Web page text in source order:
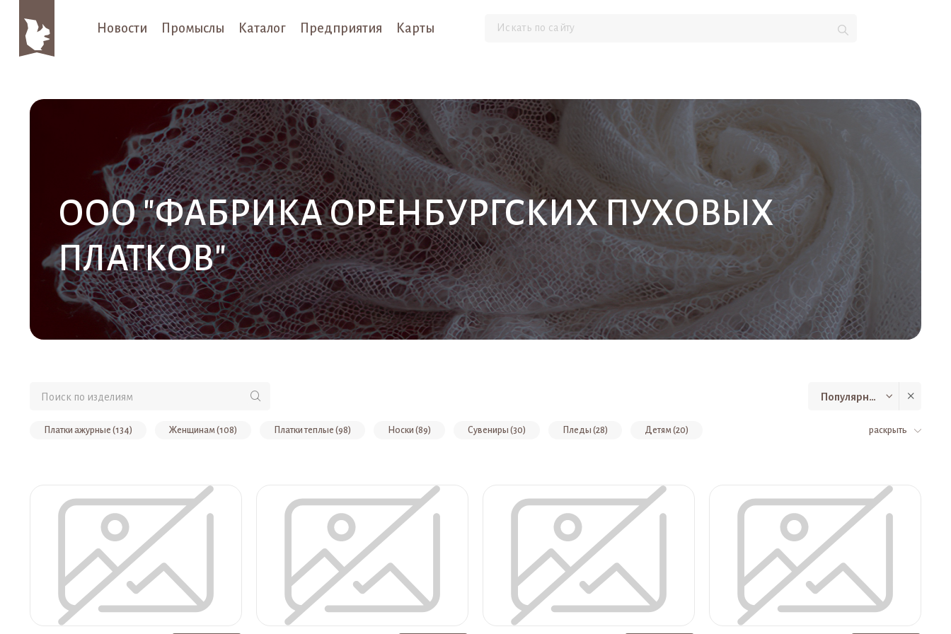
Новости Промыслы Каталог Предприятия Карты
ООО "ФАБРИКА ОРЕНБУРГСКИХ ПУХОВЫХ
ПЛАТКОВ"
Популярные
раскрыть
Платки ажурные (134) Женщинам (108) Платки теплые (98) Носки (89) Сувениры (30) Пледы (28) Детям (20)
Платок ажурный пуховый, цвет голубой (7) Платок ажурный пуховый, цвет сирень (6) Платок пуховый, цвет черный (6) Носки мужские , цвет серый (6)
Носки женские, цвет черный (6) Упаковка (5) Палантин пуховый ажурный, цвет серый (5) Палантин пуховый ажурный, цвет черный (5)
Платок ажурный пуховый, цвет зеленый (5) Палантин пуховый ажурный, цвет экрю (5) Палантин пуховый, цвет экрю (5) Пряжа (5)
Платок ажурный пуховый, цвет малиновый (4) Палантин летний с ажурными зубцами, цвет бежевый/экрю (4) Палантин пуховый, цвет серый (4) Платок пуховый, цвет голубой (4)
Платок пуховый, цвет сирень (4) Варежки женские, цвет экрю (4) Варежки женские, цвет серый (4) Шапка женская, цвет серый (4) Шапка женская, цвет черный (4)